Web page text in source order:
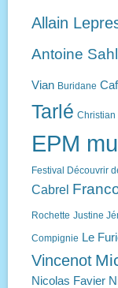
Allain
Antoine
Vian Buridane
Tarlé Christian
EPM
Festival Découvrir
Cabrel
Rochette Justine
Compignie Le
Vincenot
Nicolas Favier